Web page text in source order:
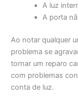
A luz
A porta
Ao notar qualquer
problema se
tornar um reparo
com problemas
conta de luz.